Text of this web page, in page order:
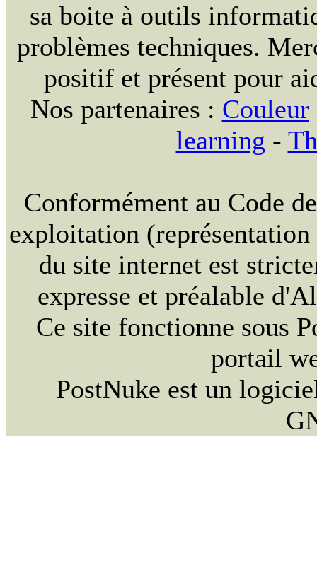
sa boite à outils
problèmes techniques.
positif et présent pour
Nos partenaires : Couleur
learning -
Conformément au Code
exploitation
du site internet est
expresse et préalable
Ce site fonctionne sous
portail
PostNuke est un